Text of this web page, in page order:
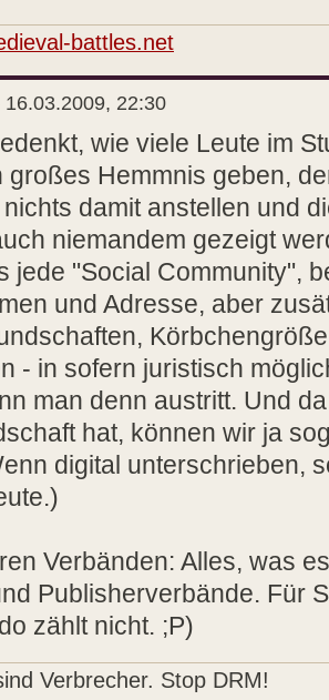
battles.net
16.03.2009, 22:30
wie viele Leute im
großes Hemmnis geben,
damit anstellen und
niemandem gezeigt
jede "Social Community",
und Adresse, aber
- in sofern juristisch
man denn austritt. Und
hat, können wir ja
digital unterschrieben,
Verbänden: Alles, was
Publisherverbände. Für
zählt nicht. ;P)
Verbrecher. Stop DRM!